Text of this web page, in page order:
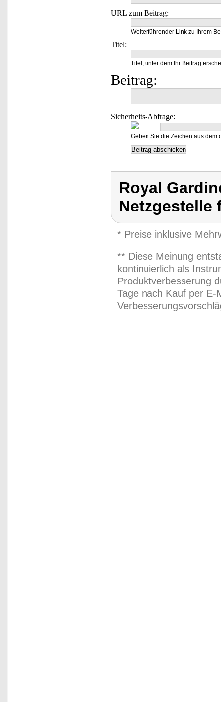
URL zum Beitrag:
Weiterführender Link zu Ihrem
Titel:
Titel, unter dem Ihr Beitrag
Beitrag:
Sicherheits-Abfrage:
Geben Sie die Zeichen aus dem
Royal
Netzgestelle
* Preise inklusive
** Diese Meinung
kontinuierlich als
Produktverbesserung
Tage nach Kauf per E-